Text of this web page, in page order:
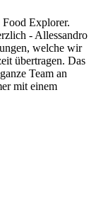
Explorer.
- Allessandro
welche wir
übertragen. Das
Team an
mit einem